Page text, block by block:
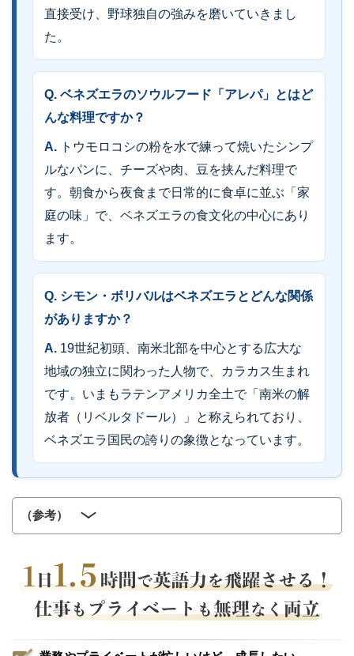
直接受け、野球独自の強みを磨いていきまし
た。
Q. ベネズエラのソウルフード「アレパ」とはど
んな料理ですか？
A. トウモロコシの粉を水で練って焼いたシンプ
ルなパンに、チーズや肉、豆を挟んだ料理で
す。朝食から夜食まで日常的に食卓に並ぶ「家
庭の味」で、ベネズエラの食文化の中心にあり
ます。
Q. シモン・ボリバルはベネズエラとどんな関係
がありますか？
A. 19世紀初頭、南米北部を中心とする広大な
地域の独立に関わった人物で、カラカス生まれ
です。いまもラテンアメリカ全土で「南米の解
放者（リベルタドール）」と称えられており、
ベネズエラ国民の誇りの象徴となっています。
（参考）